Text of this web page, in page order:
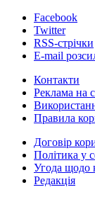
Facebook
Twitter
RSS-стрічки
E-mail
Контакти
Реклама на
Правила
Договір
Політика у
Угода щодо
Редакція